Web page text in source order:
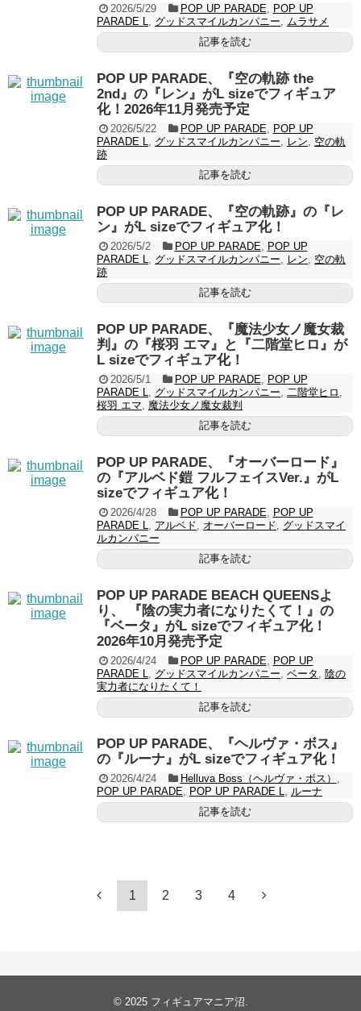
2026/5/29 POP UP PARADE, POP UP
PARADE L, グッドスマイルカンパニー, ムラサメ
記事を読む
POP UP PARADE、『空の軌跡 the
2nd』の『レン』がL sizeでフィギュア
化！2026年11月発売予定
2026/5/22 POP UP PARADE, POP UP
PARADE L, グッドスマイルカンパニー, レン, 空の軌
跡
記事を読む
POP UP PARADE、『空の軌跡』の『レ
ン』がL sizeでフィギュア化！
2026/5/2 POP UP PARADE, POP UP
PARADE L, グッドスマイルカンパニー, レン, 空の軌
跡
記事を読む
POP UP PARADE、『魔法少女ノ魔女裁
判』の『桜羽 エマ』と『二階堂ヒロ』が
L sizeでフィギュア化！
2026/5/1 POP UP PARADE, POP UP
PARADE L, グッドスマイルカンパニー, 二階堂ヒロ ,
桜羽 エマ, 魔法少女ノ魔女裁判
記事を読む
POP UP PARADE、『オーバーロード』
の『アルベド鎧 フルフェイスVer.』がL
sizeでフィギュア化！
2026/4/28 POP UP PARADE, POP UP
PARADE L, アルベド, オーバーロード, グッドスマイ
ルカンパニー
記事を読む
POP UP PARADE BEACH QUEENSよ
り、 『陰の実力者になりたくて！』の
『ベータ』がL sizeでフィギュア化！
2026年10月発売予定
2026/4/24 POP UP PARADE, POP UP
PARADE L, グッドスマイルカンパニー, ベータ , 陰の
実力者になりたくて！
記事を読む
POP UP PARADE、『ヘルヴァ・ボス』
の『ルーナ』がL sizeでフィギュア化！
2026/4/24 Helluva Boss（ヘルヴァ・ボス） ,
POP UP PARADE, POP UP PARADE L, ルーナ
記事を読む
1 2 3 4
© 2025 フィギュアマニア沼.